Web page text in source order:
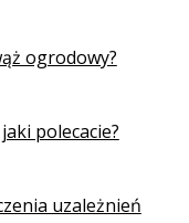
ogrodowy?
polecacie?
uzależnień